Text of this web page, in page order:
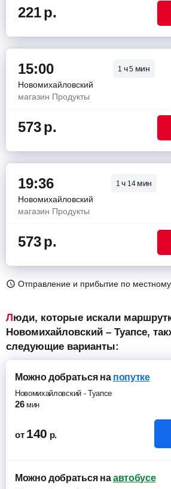
221р.
15:00 1 ч5 мин
Новомихайловский
магазин Продукты
573р.
19:36 1ч 14 мин
Новомихайловский
магазин Продукты
573р.
Отправление и прибытие по
Люди, которые искали маршрутки
Новомихайловский – Туапсе,
следующие варианты:
Можно добратьсяна попутке
Новомихайловский- Туапсе
26 мин
от 140 р.
Можно добратьсяна автобусе